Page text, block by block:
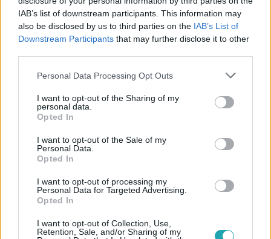
IAB’s list of downstream participants. This information may
also be disclosed by us to third parties on the IAB’s List of
Downstream Participants that may further disclose it to other
Please note that this website/app uses one or more Google
not limited to your visit or usage behaviour. You may click to
grant or deny consent to Google and its third-party tags to
use your data for below specified purposes in below Google
consent section.
Personal Data Processing Opt Outs
I want to opt-out of the Sharing of my
personal data.
Opted In
I want to opt-out of the Sale of my
Personal Data.
Opted In
I want to opt-out of processing my
Personal Data for Targeted Advertising.
Opted In
I want to opt-out of Collection, Use,
Retention, Sale, and/or Sharing of my
Videón, ahogy aranyhintón vonul fel a
hologramként újraélesztett fiatal II. Erzsébet
megjelent a jubileumi ünnepségen, az erkélyről szemlélt.